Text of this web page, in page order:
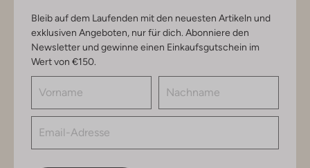
Bleib auf dem Laufenden mit den neuesten Artikeln und
exklusiven Angeboten, nur für dich. Abonniere den
Newsletter und gewinne einen Einkaufsgutschein im
Wert von €150.